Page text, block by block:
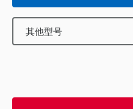
其他型号